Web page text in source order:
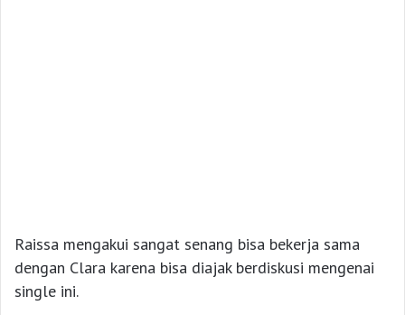
Raissa mengakui sangat senang bisa bekerja sama
dengan Clara karena bisa diajak berdiskusi mengenai
single ini.